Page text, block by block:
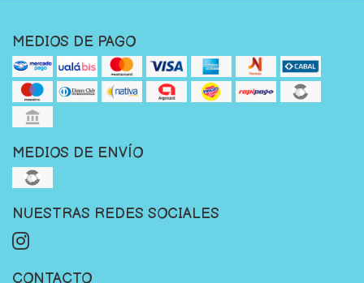
MEDIOS DE PAGO
MEDIOS DE ENVÍO
NUESTRAS REDES SOCIALES
CONTACTO